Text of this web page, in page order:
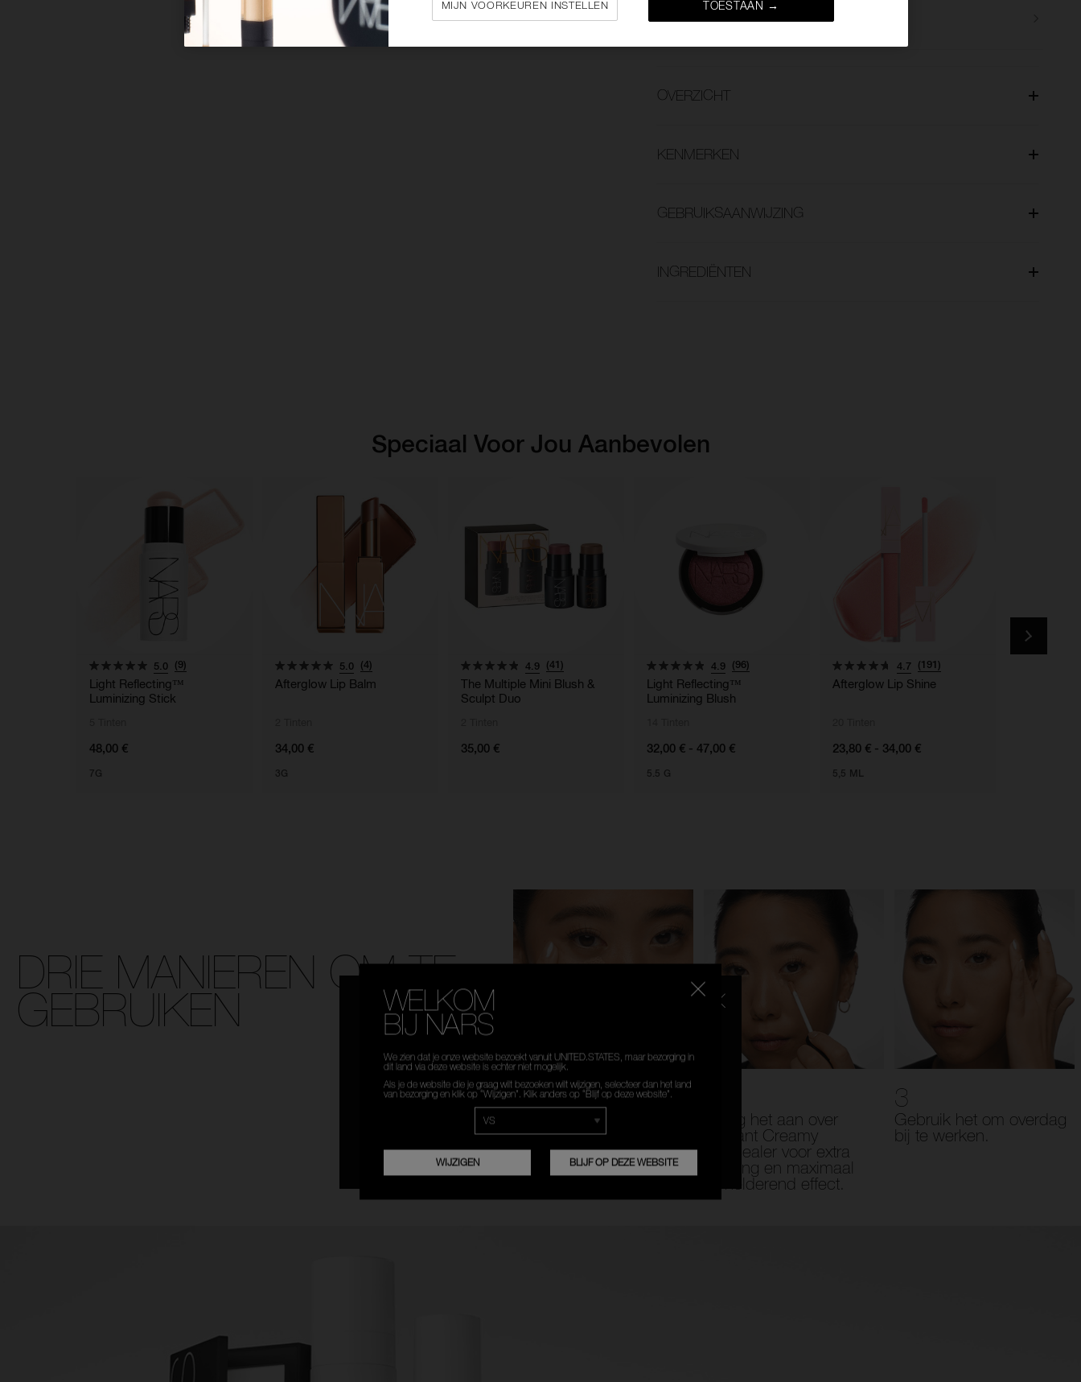
OVERZICHT
KENMERKEN
GEBRUIKSAANWIJZING
INGREDIËNTEN
Speciaal Voor Jou Aanbevolen
5.0 (9)
Light Reflecting™
Luminizing Stick
48,00 €
7G
5.0 (4)
Afterglow Lip Balm
34,00 €
3G
4.9 (41)
The Multiple Mini Blush &
Sculpt Duo
35,00 €
4.9 (96)
Light Reflecting™
Luminizing Blush
32,00 € - 47,00 €
5.5 G
4.7 (191)
Afterglow Lip Shine
23,80 € - 34,00 €
5,5 ML
DRIE MANIEREN OM TE
GEBRUIKEN
1
Draag Light Reflecting
Eye Brightener
afzonderlijk voor instant,
natuurlijk ogende
Breng het aan over
Radiant Creamy
Concealer voor extra
dekking en maximaal
verhelderend effect.
3
Gebruik het om overdag
bij te werken.
Selecteer
je taal
FRANÇAIS NEDERLANDS
WELKOM
BIJ NARS
We zien dat je onze website bezoekt vanuit UNITED.STATES, maar bezorging in
dit land via deze website is echter niet mogelijk.
Als je de website die je graag wilt bezoeken wilt wijzigen, selecteer dan het land
van bezorging en klik op “Wijzigen”. Klik anders op “Blijf op deze website”.
WIJZIGEN BLIJF OP DEZE WEBSITE
TOESTAAN →
MIJN VOORKEUREN INSTELLEN